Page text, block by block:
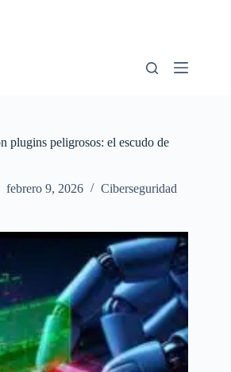
plugins peligrosos: el escudo de
febrero 9, 2026 Ciberseguridad